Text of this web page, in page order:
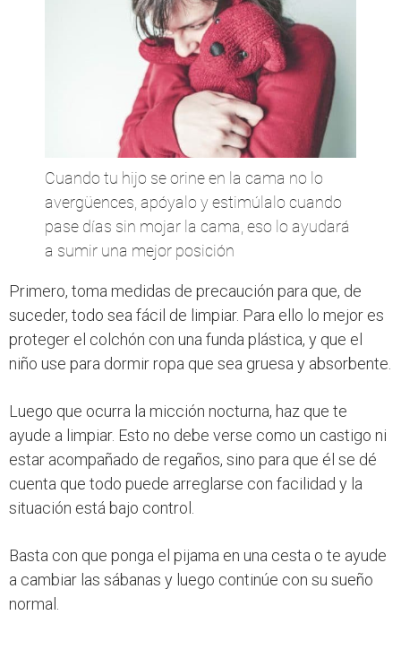
Cuando tu hijo se orine en la cama no lo
avergüences, apóyalo y estimúlalo cuando
pase días sin mojar la cama, eso lo ayudará
a sumir una mejor posición
Primero, toma medidas de precaución para que, de
suceder, todo sea fácil de limpiar. Para ello lo mejor es
proteger el colchón con una funda plástica, y que el
niño use para dormir ropa que sea gruesa y absorbente.
Luego que ocurra la micción nocturna, haz que te
ayude a limpiar. Esto no debe verse como un castigo ni
estar acompañado de regaños, sino para que él se dé
cuenta que todo puede arreglarse con facilidad y la
situación está bajo control.
Basta con que ponga el pijama en una cesta o te ayude
a cambiar las sábanas y luego continúe con su sueño
normal.